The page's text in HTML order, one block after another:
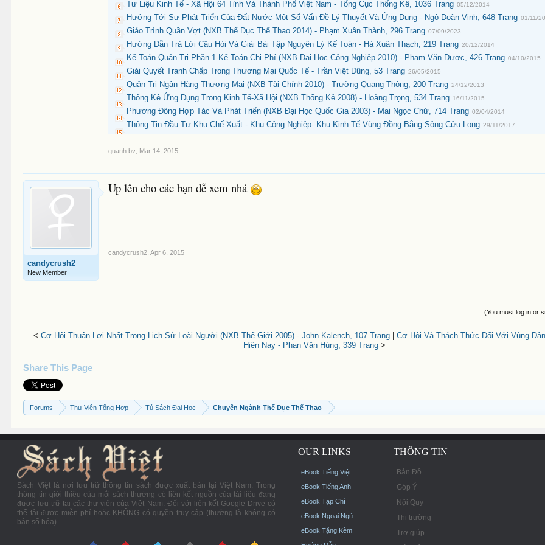
Tư Liệu Kinh Tế - Xã Hội 64 Tỉnh Và Thành Phố Việt Nam - Tổng Cục Thống Kê, 1036 Trang 05/12/2014
Hướng Tới Sự Phát Triển Của Đất Nước-Một Số Vấn Đề Lý Thuyết Và Ứng Dụng - Ngô Doãn Vịnh, 648 Trang 01/11/
Giáo Trình Quần Vợt (NXB Thể Dục Thể Thao 2014) - Phạm Xuân Thành, 296 Trang 07/09/2023
Hướng Dẫn Trả Lời Câu Hỏi Và Giải Bài Tập Nguyên Lý Kế Toán - Hà Xuân Thạch, 219 Trang 20/12/2014
Kế Toán Quản Trị Phần 1-Kế Toán Chi Phí (NXB Đại Học Công Nghiệp 2010) - Phạm Văn Dược, 426 Trang 04/10/2015
Giải Quyết Tranh Chấp Trong Thương Mại Quốc Tế - Trần Việt Dũng, 53 Trang 26/05/2015
Quản Trị Ngân Hàng Thương Mại (NXB Tài Chính 2010) - Trường Quang Thông, 200 Trang 24/12/2013
Thống Kê Ứng Dụng Trong Kinh Tế-Xã Hội (NXB Thống Kê 2008) - Hoàng Trọng, 534 Trang 16/11/2015
Phương Đông Hợp Tác Và Phát Triển (NXB Đại Học Quốc Gia 2003) - Mai Ngọc Chừ, 714 Trang 02/04/2014
Thông Tin Đầu Tư Khu Chế Xuất - Khu Công Nghiệp- Khu Kinh Tế Vùng Đồng Bằng Sông Cửu Long 29/11/2017
quanh.bv Mar 14, 2015
candycrush2
New Member
Up lên cho các bạn dễ xem nhá
candycrush2 Apr 6, 2015
(You must log in or
< Cơ Hội Thuận Lợi Nhất Trong Lịch Sử Loài Người (NXB Thế Giới 2005) - John Kalench, 107 Trang
Cơ Hội Và Thách Thức Đối Với Vùng
Hiện Nay - Phan Văn Hùng, 339 Trang >
Share This Page
Forums Thư Viện Tổng Hợp Tủ Sách Đại Học Chuyên Ngành Thể Dục Thể Thao
Sách Việt là nơi lưu trữ thông tin sách được xuất bản tại Việt Nam. Trong
thông tin giới thiệu của mỗi sách thường có liên kết nguồn của tài liệu đang
được lưu trữ tại các thư viện của Việt Nam. Đối với liên kết Google Drive có
thể tải được miễn phí hoặc KHÔNG có quyền truy cập (thường là không có
bản số hóa).
OUR LINKS
eBook Tiếng Việt
eBook Tiếng Anh
eBook Tạp Chí
eBook Ngoại Ngữ
eBook Tặng Kèm
THÔNG TIN
Bản Đồ
Góp Ý
Nội Quy
Thị trường
Trợ giúp